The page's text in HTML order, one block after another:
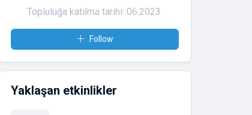
ayalı ilişkiler kurmasını ve etkilerini büyü
tmesini desteklemektir. Yekpare'ye katıl
dığınızda;
* Atölyeler ve buluşmalarla bağlarınızı g
üçlendirme,
* Ulusal ve uluslararası ağlarda görünür
Topluluğa katılma tarihi: 06.2023.
Follow
Yaklaşan etkinlikler